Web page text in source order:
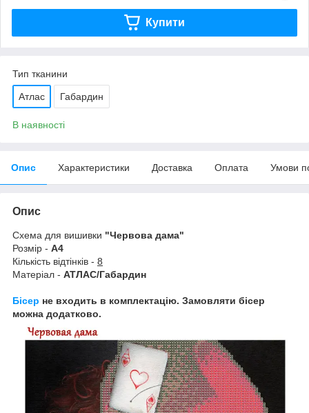
Купити
Тип тканини
Атлас Габардин
В наявності
Опис Характеристики Доставка Оплата Умови
Опис
Схема для вишивки "Червова дама"
Розмір - А4
Кількість відтінків - 8
Матеріал - АТЛАС/Габардин
Бісер не входить в комплектацію. Замовляти бісер
можна додатково.